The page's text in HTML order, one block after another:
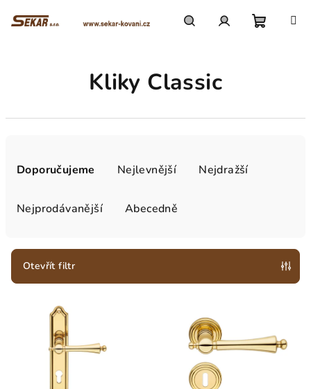
Kliky Classic
r
Doporučujeme Nejlevnější Nejdražší
Nejprodávanější Abecedně
Otevřít filtr